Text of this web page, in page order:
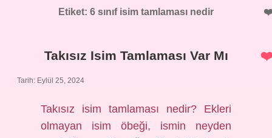
Etiket: 6 sınıf isim tamlaması nedir
Takısız Isim Tamlaması Var Mı
Tarih: Eylül 25, 2024
Takısız isim tamlaması nedir? Ekleri
olmayan isim öbeği, ismin neyden